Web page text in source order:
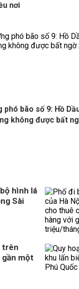
nơi
phó bão số 9: Hồ
không được bất
hình lá
Sài
trên
gần một